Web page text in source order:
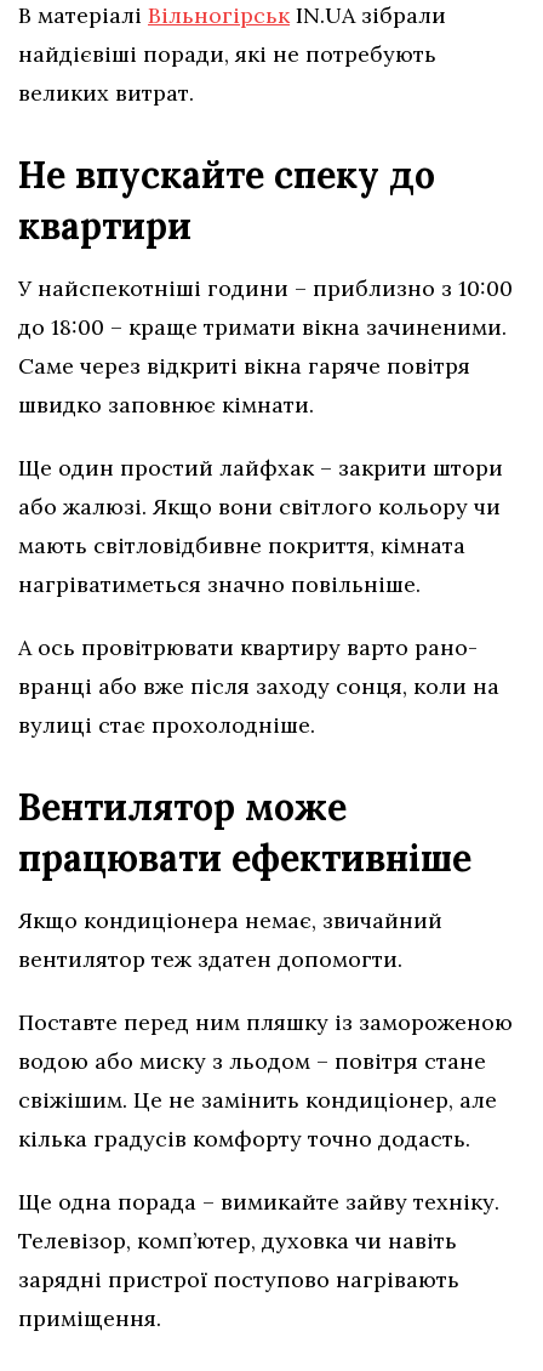
В матеріалі ВільногірськIN.UA зібрали
найдієвіші поради, які не потребують
великих витрат.
Не впускайте спеку до
квартири
У найспекотніші години – приблизно з 10:00
до 18:00 – краще тримати вікна зачиненими.
Саме через відкриті вікна гаряче повітря
швидко заповнює кімнати.
Ще один простий лайфхак – закрити штори
або жалюзі. Якщо вони світлого кольору чи
мають світловідбивне покриття, кімната
нагріватиметься значно повільніше.
А ось провітрювати квартиру варто рано-
вранці або вже після заходу сонця, коли на
вулиці стає прохолодніше.
Вентилятор може
працювати ефективніше
Якщо кондиціонера немає, звичайний
вентилятор теж здатен допомогти.
Поставте перед ним пляшку із замороженою
водою або миску з льодом – повітря стане
свіжішим. Це не замінить кондиціонер, але
кілька градусів комфорту точно додасть.
Ще одна порада – вимикайте зайву техніку.
Телевізор, комп’ютер, духовка чи навіть
зарядні пристрої поступово нагрівають
приміщення.